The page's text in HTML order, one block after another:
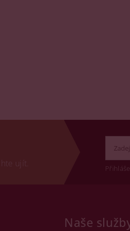
ujít.
Naše